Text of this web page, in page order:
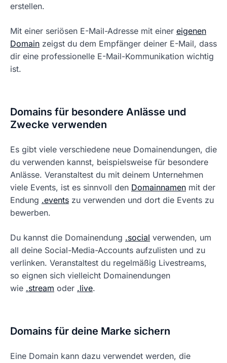
erstellen.
Mit einer seriösen E-Mail-Adresse mit einer eigenen
Domain zeigst du dem Empfänger deiner E-Mail, dass
dir eine professionelle E-Mail-Kommunikation wichtig
ist.
Domains für besondere Anlässe und
Zwecke verwenden
Es gibt viele verschiedene neue Domainendungen, die
du verwenden kannst, beispielsweise für besondere
Anlässe. Veranstaltest du mit deinem Unternehmen
viele Events, ist es sinnvoll den Domainnamen mit der
Endung .events zu verwenden und dort die Events zu
bewerben.
Du kannst die Domainendung .social verwenden, um
all deine Social-Media-Accounts aufzulisten und zu
verlinken. Veranstaltest du regelmäßig Livestreams,
so eignen sich vielleicht Domainendungen
wie .stream oder .live.
Domains für deine Marke sichern
Eine Domain kann dazu verwendet werden, die